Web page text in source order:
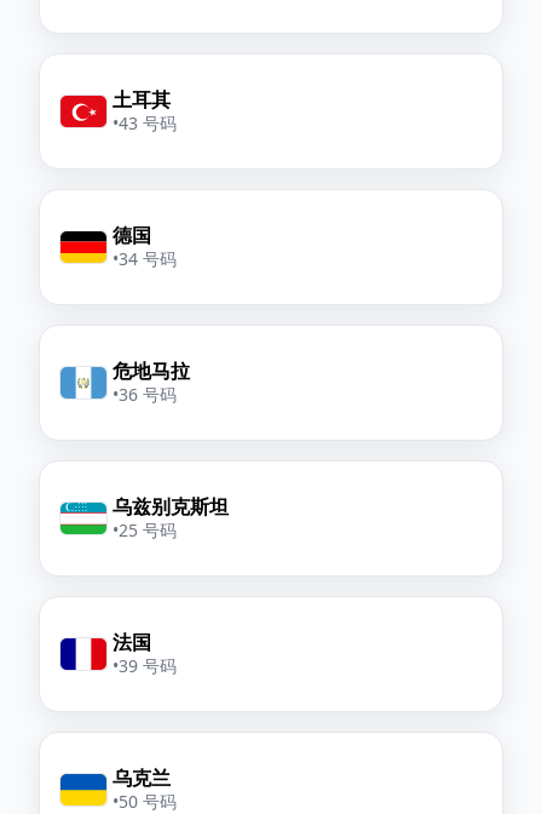
土耳其
•43 号码
德国
•34 号码
危地马拉
•36 号码
乌兹别克斯坦
•25 号码
法国
•39 号码
乌克兰
•50 号码